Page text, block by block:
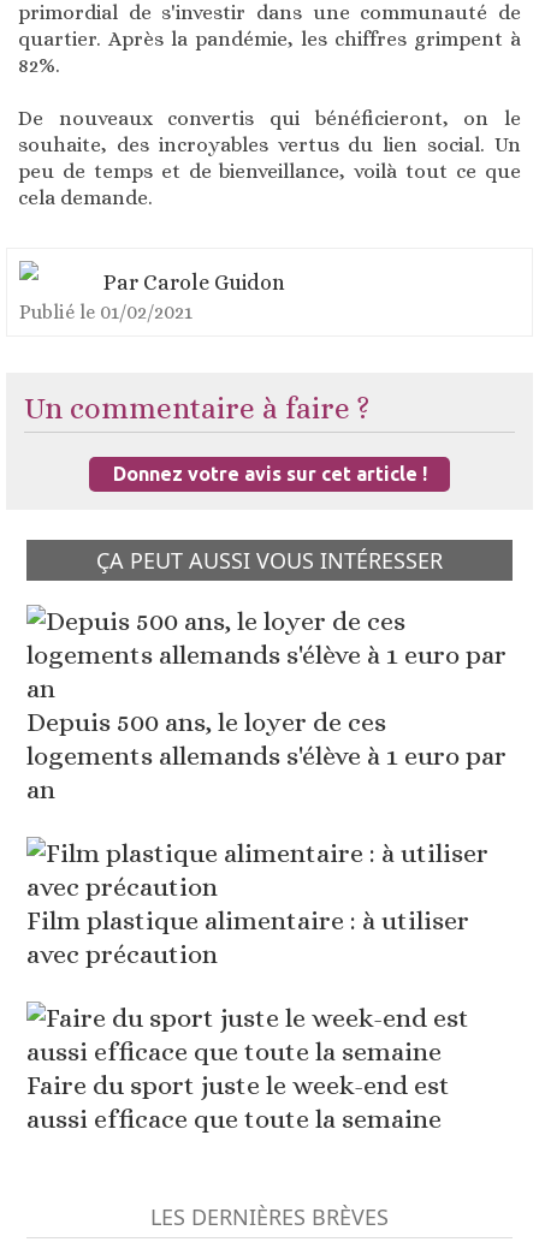
primordial de s'investir dans une communauté de
quartier. Après la pandémie, les chiffres grimpent à
82%.
De nouveaux convertis qui bénéficieront, on le
souhaite, des incroyables vertus du lien social. Un
peu de temps et de bienveillance, voilà tout ce que
cela demande.
Par Carole Guidon
Publié le 01/02/2021
Un commentaire à faire ?
Donnez votre avis sur cet article !
ÇA PEUT AUSSI VOUS INTÉRESSER
Depuis 500 ans, le loyer de ces
logements allemands s'élève à 1 euro par
an
Film plastique alimentaire : à utiliser
avec précaution
Faire du sport juste le week-end est
aussi efficace que toute la semaine
LES DERNIÈRES BRÈVES